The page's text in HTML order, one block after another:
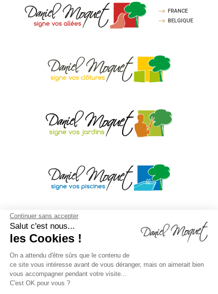
Continuer sans accepter
Salut c'est nous...
les Cookies !
On a attendu d'être sûrs que le contenu de
ce site vous intéresse avant de vous déranger, mais on aimerait bien
vous accompagner pendant votre visite...
C'est OK pour vous ?
FRANCE
BELGIQUE